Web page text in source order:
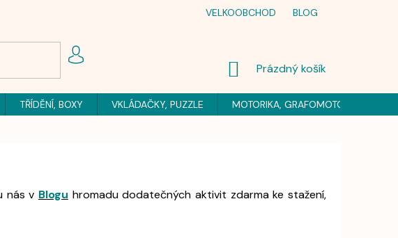
VELKOOBCHOD BLOG
NÁKUPNÍ
Prázdný košík
TŘÍDĚNÍ, BOXY VKLÁDAČKY, PUZZLE MOTORIKA, GRAFOMOTORIKA
nás v Blogu hromadu dodatečných aktivit zdarma ke stažení,